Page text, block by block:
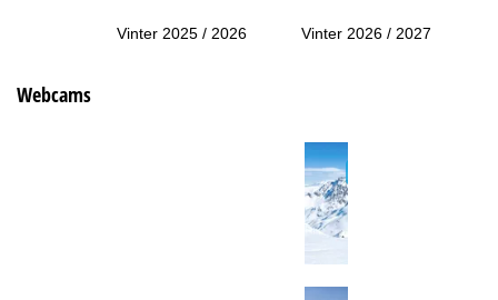
Vinter 2025 / 2026 Vinter 2026 / 2027
Webcams